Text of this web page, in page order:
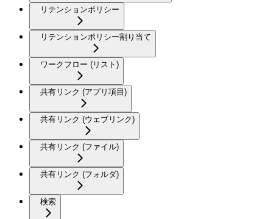
リテンションポリシー
リテンションポリシー割り当て
ワークフロー (リスト)
共有リンク (アプリ項目)
共有リンク (ウェブリンク)
共有リンク (ファイル)
共有リンク (フォルダ)
検索